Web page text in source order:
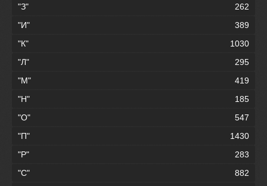
"З"
262
"И"
389
"К"
1030
"Л"
295
"М"
419
"Н"
185
"О"
547
"П"
1430
"Р"
283
"С"
882